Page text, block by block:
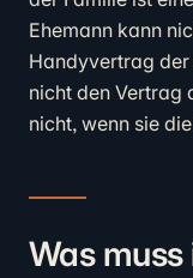
Ehemann kann
Handyvertrag
nicht den Vertrag
nicht, wenn sie
Was